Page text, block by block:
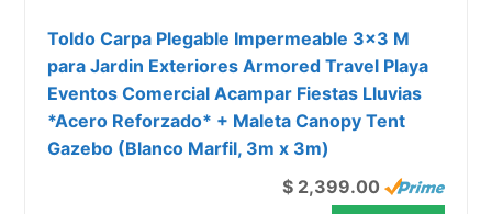
Toldo Carpa Plegable Impermeable 3x3 M
para Jardin Exteriores Armored Travel Playa
Eventos Comercial Acampar Fiestas Lluvias
*Acero Reforzado* + Maleta Canopy Tent
Gazebo (Blanco Marfil, 3m x 3m)
$ 2,399.00